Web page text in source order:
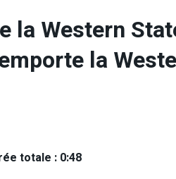
la Western
la
totale : 0:48